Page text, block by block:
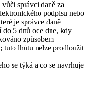
správci daně za
podpisu nebo
je správce daně
5 dnů ode dne, kdy
způsobem
; tuto lhůtu nelze prodloužit
se týká a co se navrhuje